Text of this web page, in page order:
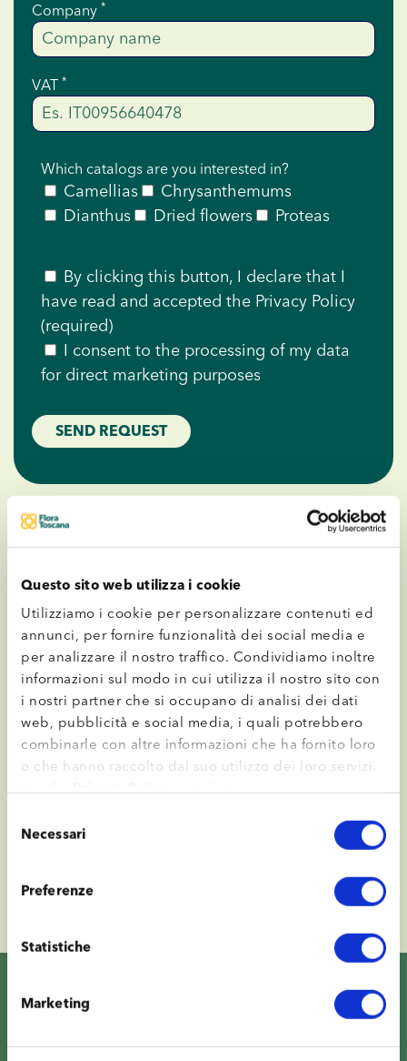
Questo sito web utilizza i cookie
Utilizziamo i cookie per personalizzare contenuti ed
annunci, per fornire funzionalità dei social media e
per analizzare il nostro traffico. Condividiamo inoltre
informazioni sul modo in cui utilizza il nostro sito con
i nostri partner che si occupano di analisi dei dati
web, pubblicità e social media, i quali potrebbero
combinarle con altre informazioni che ha fornito loro
o che hanno raccolto dal suo utilizzo dei loro servizi.
Vai allaPrivacy Policycompleta.
delNecessari
Preferenze
Statistiche
Marketing
Company*
VAT*
Which catalogs are you interested in?
Camellias
Chrysanthemums
Dianthus
Dried flowers Proteas
By clicking this button, I declare that I
have read and accepted thePrivacy Policy
(required)
I consent to the processing of my data
for direct marketing purposes